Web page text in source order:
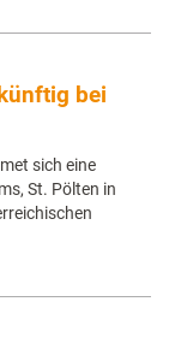
bei
sich eine
St. Pölten in